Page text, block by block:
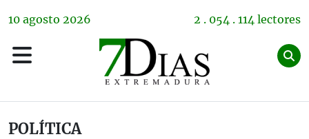
10 agosto 2026 2 . 054 . 114 lectores
POLÍTICA